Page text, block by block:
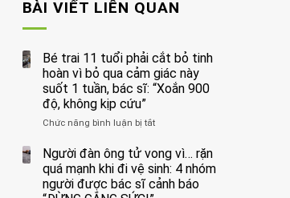
BÀI VIẾT LIÊN QUAN
Bé trai 11 tuổi phải cắt bỏ tinh
hoàn vì bỏ qua cảm giác này
suốt 1 tuần, bác sĩ: “Xoắn 900
độ, không kịp cứu”
Chức năng bình luận bị tắtở
trai
11
tuổi
phải
Người đàn ông tử vong vì… rặn
quá mạnh khi đi vệ sinh: 4 nhóm
người được bác sĩ cảnh báo